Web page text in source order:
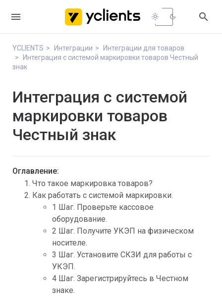
 light_mode dark_mode 
YCLIENTS Интеграции
Интеграции для товаров
Интеграция с системой маркировки товаров Честный
знак
Интеграция с системой
маркировки товаров
Честный знак
Оглавление:
Что такое маркировка товаров?
Как работать с системой маркировки.
1 Шаг. Проверьте кассовое
оборудование.
2 Шаг. Получите УКЭП на физическом
носителе.
3 Шаг. Установите СКЗИ для работы с
УКЭП.
4 Шаг. Зарегистрируйтесь в Честном
знаке.